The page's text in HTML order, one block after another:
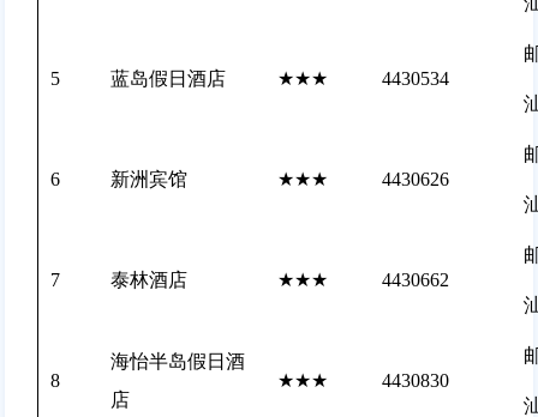
5 蓝岛假日酒店 ★★★ 4430534
6 新洲宾馆 ★★★ 4430626
7 泰林酒店 ★★★ 4430662
8
海怡半岛假日酒
店
★★★ 4430830